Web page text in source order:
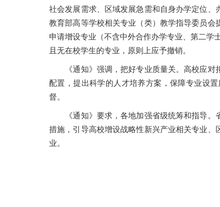
社会发展需求、区域发展急需和自身办学定位
教育部高等学校相关专业（类）教学指导委员
申请增设专业（不含中外合作办学专业、第二学
且无在校学生的专业，原则上应予撤销。
《通知》强调，把好专业质量关。高校应对
配置，提出科学的人才培养方案，保障专业设
督。
《通知》要求，各地加强省级统筹和指导。
措施，引导高校增设战略性新兴产业相关专业
业。